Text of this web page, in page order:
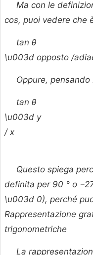
Ma con le
cos, puoi vedere che
tan θ
\u003d opposto /
Oppure,
tan θ
\u003d y
/x
Questo spiega
definita per 90 ° o
\u003d 0), perché
Rappresentazione
trigonometriche
La